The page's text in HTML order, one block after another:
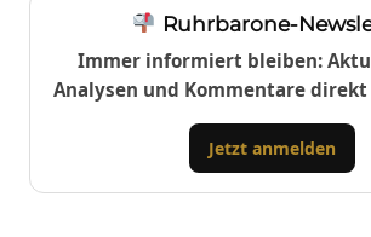
Ruhrbarone-
Immer informiert bleiben:
Analysen und Kommentare direkt
Jetzt anmelden